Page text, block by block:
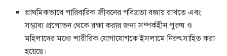
প্রাথমিকভাবে পারিবারিক জীবনের পবিত্রতা বজায় রাখতে এবং
সম্ভাব্য প্রলোভন থেকে রক্ষা করার জন্য সম্পর্কহীন পুরুষ ও
মহিলাদের মধ্যে শারীরিক যোগাযোগকে ইসলামে নিরুৎসাহিত করা
হয়েছে।